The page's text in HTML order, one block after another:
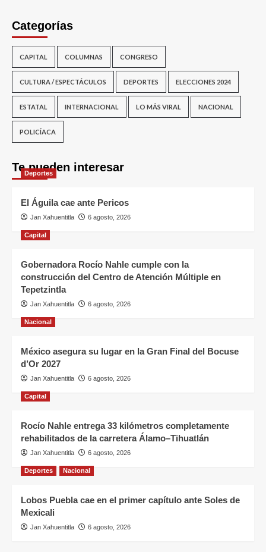
Categorías
CAPITAL COLUMNAS CONGRESO
CULTURA / ESPECTÁCULOS DEPORTES ELECCIONES 2024
ESTATAL INTERNACIONAL LO MÁS VIRAL NACIONAL
POLICÍACA
Te pueden interesar
Deportes
El Águila cae ante Pericos
Jan Xahuentitla 6 agosto, 2026
Capital
Gobernadora Rocío Nahle cumple con la
construcción del Centro de Atención Múltiple en
Tepetzintla
Jan Xahuentitla 6 agosto, 2026
Nacional
México asegura su lugar en la Gran Final del Bocuse
d’Or 2027
Jan Xahuentitla 6 agosto, 2026
Capital
Rocío Nahle entrega 33 kilómetros completamente
rehabilitados de la carretera Álamo–Tihuatlán
Jan Xahuentitla 6 agosto, 2026
Deportes Nacional
Lobos Puebla cae en el primer capítulo ante Soles de
Mexicali
Jan Xahuentitla 6 agosto, 2026